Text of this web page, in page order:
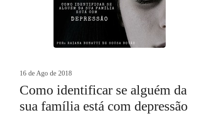
16 de Ago de 2018
Como identificar se alguém da
sua família está com depressão